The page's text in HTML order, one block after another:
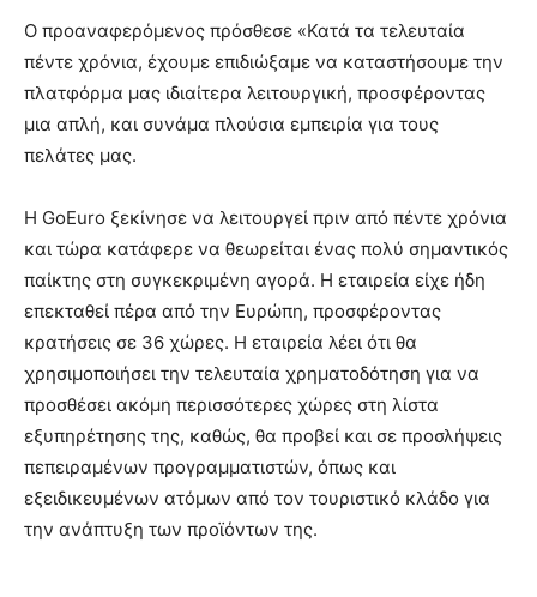
Ο προαναφερόμενος πρόσθεσε «Κατά τα τελευταία
πέντε χρόνια, έχουμε επιδιώξαμε να καταστήσουμε την
πλατφόρμα μας ιδιαίτερα λειτουργική, προσφέροντας
μια απλή, και συνάμα πλούσια εμπειρία για τους
πελάτες μας.
Η GoEuro ξεκίνησε να λειτουργεί πριν από πέντε χρόνια
και τώρα κατάφερε να θεωρείται ένας πολύ σημαντικός
παίκτης στη συγκεκριμένη αγορά. Η εταιρεία είχε ήδη
επεκταθεί πέρα ​​από την Ευρώπη, προσφέροντας
κρατήσεις σε 36 χώρες. Η εταιρεία λέει ότι θα
χρησιμοποιήσει την τελευταία χρηματοδότηση για να
προσθέσει ακόμη περισσότερες χώρες στη λίστα
εξυπηρέτησης της, καθώς, θα προβεί και σε προσλήψεις
πεπειραμένων προγραμματιστών, όπως και
εξειδικευμένων ατόμων από τον τουριστικό κλάδο για
την ανάπτυξη των προϊόντων της.